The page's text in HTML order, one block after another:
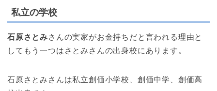
私立の学校
石原さとみさんの実家がお金持ちだと言われる理由と
してもう一つはさとみさんの出身校にあります。
石原さとみさんは私立創価小学校、創価中学、創価高